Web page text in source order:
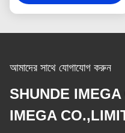
আমাদের সাথে যোগাযোগ করুন
SHUNDE
IMEGA